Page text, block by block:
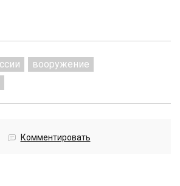
вооружение
Комментировать